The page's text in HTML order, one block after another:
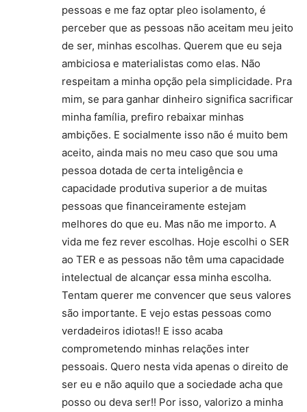
pessoas e me faz optar pleo isolamento, é
perceber que as pessoas não aceitam meu jeito
de ser, minhas escolhas. Querem que eu seja
ambiciosa e materialistas como elas. Não
respeitam a minha opção pela simplicidade. Pra
mim, se para ganhar dinheiro significa sacrificar
minha família, prefiro rebaixar minhas
ambições. E socialmente isso não é muito bem
aceito, ainda mais no meu caso que sou uma
pessoa dotada de certa inteligência e
capacidade produtiva superior a de muitas
pessoas que financeiramente estejam
melhores do que eu. Mas não me importo. A
vida me fez rever escolhas. Hoje escolhi o SER
ao TER e as pessoas não têm uma capacidade
intelectual de alcançar essa minha escolha.
Tentam querer me convencer que seus valores
são importante. E vejo estas pessoas como
verdadeiros idiotas!! E isso acaba
comprometendo minhas relações inter
pessoais. Quero nesta vida apenas o direito de
ser eu e não aquilo que a sociedade acha que
posso ou deva ser!! Por isso, valorizo a minha